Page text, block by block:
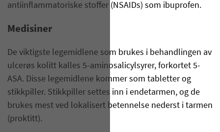
antiinflammatoriske stoffer (NSAIDs) som ibuprofen.
Medisiner
De viktigste legemidlene som brukes i behandlingen av
ulcerøs kolitt kalles 5-aminosalicylsyrer, forkortet 5-
ASA. Disse legemidlene kommer som tabletter og
stikkpiller. Stikkpiller settes inn i endetarmen, og de
brukes mest ved lokalisert betennelse nederst i tarmen
(proktitt).